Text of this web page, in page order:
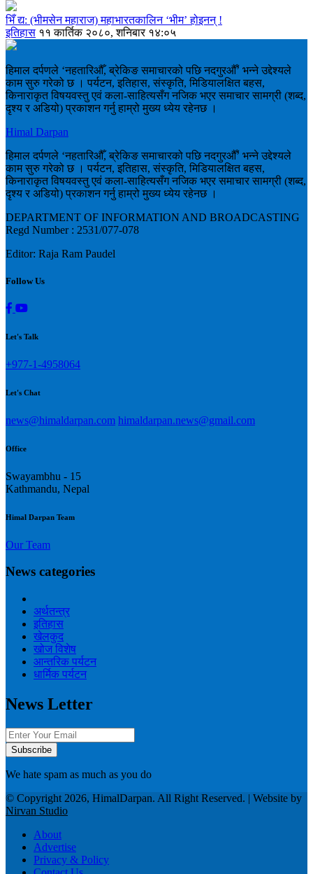
भिँ द्य: (भीमसेन महाराज) महाभारतकालिन ‘भीम’ होइनन् !
इतिहास ११ कार्तिक २०८०, शनिबार १४:०५
हिमाल दर्पणले ‘नहतारिऔँ, ब्रेकिङ समाचारको पछि नदगुरऔँ’ भन्ने उद्देश्यले
काम सुरु गरेको छ । पर्यटन, इतिहास, संस्कृति, मिडियालक्षित बहस,
किनाराकृत विषयवस्तु एवं कला-साहित्यसँग नजिक भएर समाचार सामग्री (शब्द,
दृश्य र अडियो) प्रकाशन गर्नु हाम्रो मुख्य ध्येय रहेनछ ।
Himal Darpan
हिमाल दर्पणले ‘नहतारिऔँ, ब्रेकिङ समाचारको पछि नदगुरऔँ’ भन्ने उद्देश्यले
काम सुरु गरेको छ । पर्यटन, इतिहास, संस्कृति, मिडियालक्षित बहस,
किनाराकृत विषयवस्तु एवं कला-साहित्यसँग नजिक भएर समाचार सामग्री (शब्द,
दृश्य र अडियो) प्रकाशन गर्नु हाम्रो मुख्य ध्येय रहेनछ ।
DEPARTMENT OF INFORMATION AND BROADCASTING
Regd Number : 2531/077-078
Editor: Raja Ram Paudel
Follow Us
Let's Talk
+977-1-4958064
Let's Chat
news@himaldarpan.com himaldarpan.news@gmail.com
Office
Swayambhu - 15
Kathmandu, Nepal
Himal Darpan Team
Our Team
News categories
अर्थतन्त्र
इतिहास
खेलकुद
खोज विशेष
आन्तरिक पर्यटन
धार्मिक पर्यटन
News Letter
We hate spam as much as you do
© Copyright 2026, HimalDarpan. All Right Reserved. | Website by
Nirvan Studio
About
Advertise
Privacy & Policy